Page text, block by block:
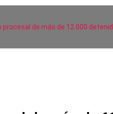
procesal de más de 12.000